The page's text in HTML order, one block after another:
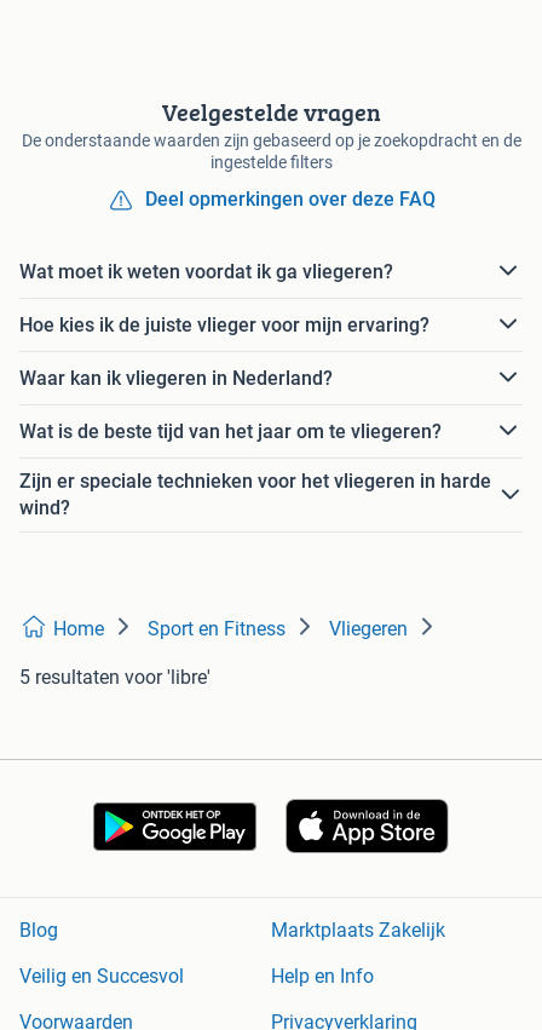
Veelgestelde vragen
De onderstaande waarden zijn gebaseerd op je zoekopdracht en de
ingestelde filters
Deel opmerkingen over deze FAQ
Wat moet ik weten voordat ik ga vliegeren?
Hoe kies ik de juiste vlieger voor mijn ervaring?
Waar kan ik vliegeren in Nederland?
Wat is de beste tijd van het jaar om te vliegeren?
Zijn er speciale technieken voor het vliegeren in harde
wind?
Home Sport en Fitness Vliegeren
5 resultaten voor 'libre'
Blog
Marktplaats Zakelijk
Veilig en Succesvol
Help en Info
Voorwaarden
Privacyverklaring